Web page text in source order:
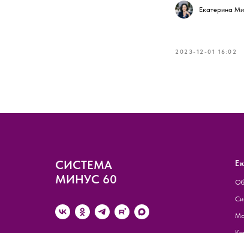
Екатерина
2023-12-01 16:02
СИСТЕМА
МИНУС 60